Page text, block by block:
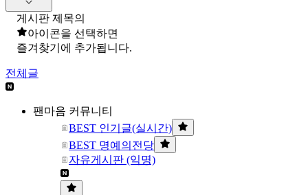
게시판 제목의
아이콘을 선택하면
즐겨찾기에 추가됩니다.
전체글
팬마음 커뮤니티
BEST 인기글(실시간)
BEST 명예의전당
자유게시판 (익명)